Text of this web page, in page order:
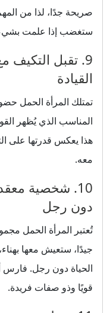
صريحة جدًا، لذا من
ستغضب إذا علمت
9. تقبل التكيف
القيادة
تمتلك المرأة الحمل
المناسب الذي يُظهر
هذا يعكس قدرتها على
معه.
10. شخصية
دون رجل
تُعتبر المرأة الحمل
جيدًا، ستعيش معها
الحياة دون رجل. فارس
قويًا وذو صفات فريدة.